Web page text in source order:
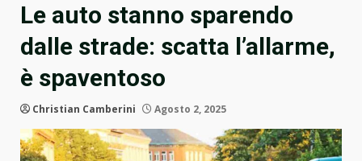
Le auto stanno sparendo
dalle strade: scatta l’allarme,
è spaventoso
Christian Camberini Agosto 2, 2025